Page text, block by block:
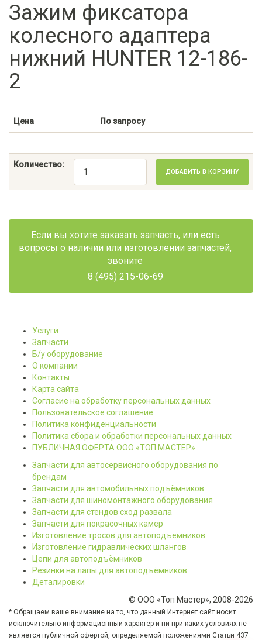
Зажим фиксатора
колесного адаптера
нижний HUNTER 12-186-
2
Цена По запросу
Количество:
ДОБАВИТЬ В КОРЗИНУ
Если вы хотите заказать запчасть, или есть
вопросы о наличии или изготовлении запчастей,
звоните
8 (495) 215-06-69
Услуги
Запчасти
Б/у оборудование
О компании
Контакты
Карта сайта
Согласие на обработку персональных данных
Пользовательское соглашение
Политика конфиденциальности
Политика сбора и обработки персональных данных
ПУБЛИЧНАЯ ОФЕРТА ООО «ТОП МАСТЕР»
Запчасти для автосервисного оборудования по
брендам
Запчасти для автомобильных подъёмников
Запчасти для шиномонтажного оборудования
Запчасти для стендов сход развала
Запчасти для покрасочных камер
Изготовление тросов для автоподъемников
Изготовление гидравлических шлангов
Цепи для автоподъёмников
Резинки на лапы для автоподъёмников
Деталировки
© ООО «Топ Мастер», 2008-2026
* Обращаем ваше внимание на то, что данный Интернет сайт носит
исключительно информационный характер и ни при каких условиях не
является публичной офертой, определяемой положениями Статьи 437